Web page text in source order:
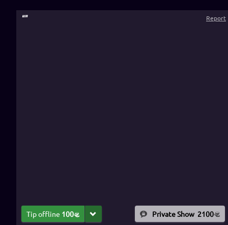
“” Report
Tip offline 100 Private Show 2100